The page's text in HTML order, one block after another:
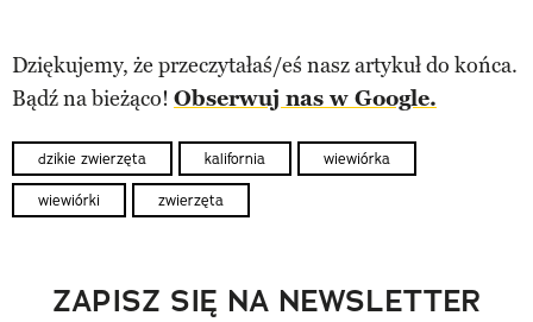
Dziękujemy, że przeczytałaś/eś nasz artykuł do końca.
Bądź na bieżąco! Obserwuj nas w Google.
dzikie zwierzęta kalifornia wiewiórka
wiewiórki zwierzęta
ZAPISZ SIĘ NA NEWSLETTER